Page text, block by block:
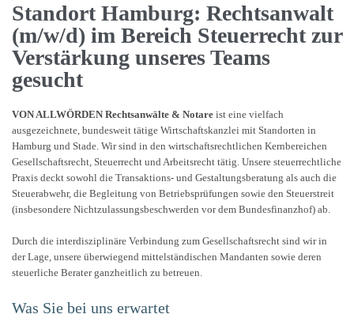
Standort Hamburg: Rechtsanwalt
(m/w/d) im Bereich Steuerrecht zur
Verstärkung unseres Teams
gesucht
VON ALLWÖRDEN Rechtsanwälte & Notare ist eine vielfach
ausgezeichnete, bundesweit tätige Wirtschaftskanzlei mit Standorten in
Hamburg und Stade. Wir sind in den wirtschaftsrechtlichen Kernbereichen
Gesellschaftsrecht, Steuerrecht und Arbeitsrecht tätig. Unsere steuerrechtliche
Praxis deckt sowohl die Transaktions- und Gestaltungsberatung als auch die
Steuerabwehr, die Begleitung von Betriebsprüfungen sowie den Steuerstreit
(insbesondere Nichtzulassungsbeschwerden vor dem Bundesfinanzhof) ab.
Durch die interdisziplinäre Verbindung zum Gesellschaftsrecht sind wir in
der Lage, unsere überwiegend mittelständischen Mandanten sowie deren
steuerliche Berater ganzheitlich zu betreuen.
Was Sie bei uns erwartet